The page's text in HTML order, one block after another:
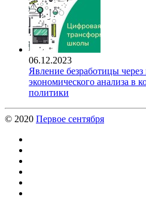
06.12.2023
Явление безработицы
экономического анализа в
политики
© 2020 Первое сентября